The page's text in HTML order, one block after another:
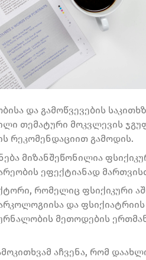
და გამოწვევების
თემატური მოკვლევის
რეკომენდაციით გამოდის.
მიზანშეწონილია
ეფექტიანად
რომელიც ფსიქიკური
და ფსიქიატრიის
მეთოდების
აჩვენა, რომ